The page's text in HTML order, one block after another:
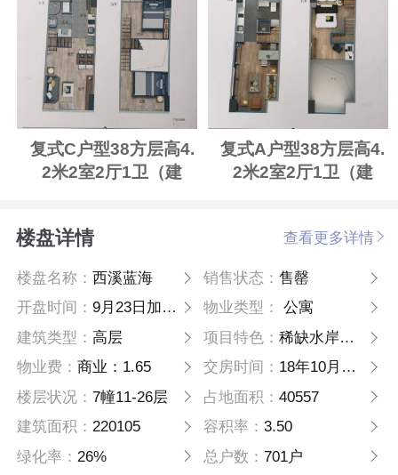
复式C户型38方层高4.
2米2室2厅1卫（建
复式A户型38方层高4.
2米2室2厅1卫（建
楼盘详情 查看更多详情
楼盘名称：西溪蓝海 销售状态： 售罄
开盘时间：9月23日加推8号楼 物业类型：
公寓
建筑类型：高层 项目特色： 稀缺水岸宜居运动梦想综合体
物业费：商业：1.65 交房时间： 18年10月份交付酒店式公寓
楼层状况：7幢11-26层 占地面积： 40557
建筑面积：220105 容积率： 3.50
绿化率： 26% 总户数： 701户